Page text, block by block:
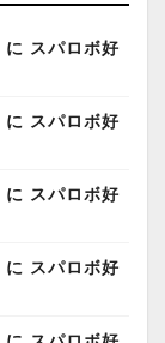
に スパロボ好
に スパロボ好
に スパロボ好
に スパロボ好